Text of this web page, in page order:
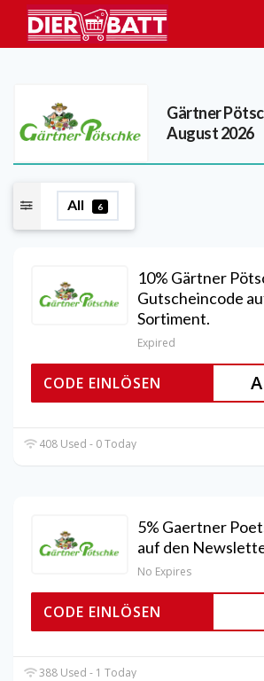
Gärtner
August 2026
All 6
10% Gärtner
Gutscheincode
Sortiment.
Expired
CODE EINLÖSEN
408 Used - 0 Today
5% Gaertner
auf den
No Expires
CODE EINLÖSEN
388 Used - 1 Today